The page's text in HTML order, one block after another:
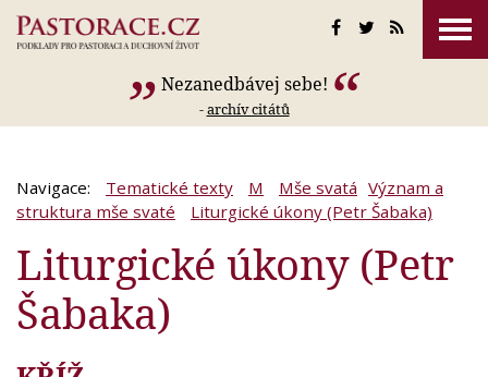
Nezanedbávej sebe!
-archív citátů
Navigace: Tematické texty M Mše svatá Význam a
struktura mše svaté
Liturgické úkony (Petr Šabaka)
Liturgické úkony (Petr
Šabaka)